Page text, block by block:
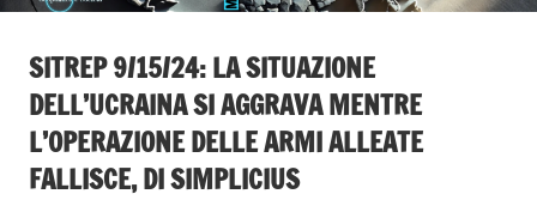
SITREP 9/15/24: LA SITUAZIONE
DELL’UCRAINA SI AGGRAVA MENTRE
L’OPERAZIONE DELLE ARMI ALLEATE
FALLISCE, DI SIMPLICIUS